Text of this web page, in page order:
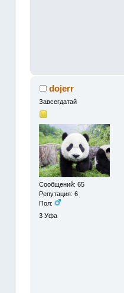
dojerr
Завсегдатай
Сообщений: 65
Репутация: 6
Пол:
3 Уфа